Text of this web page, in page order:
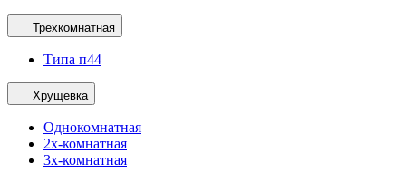
Трехкомнатная
Типа п44
Хрущевка
Однокомнатная
2х-комнатная
3х-комнатная